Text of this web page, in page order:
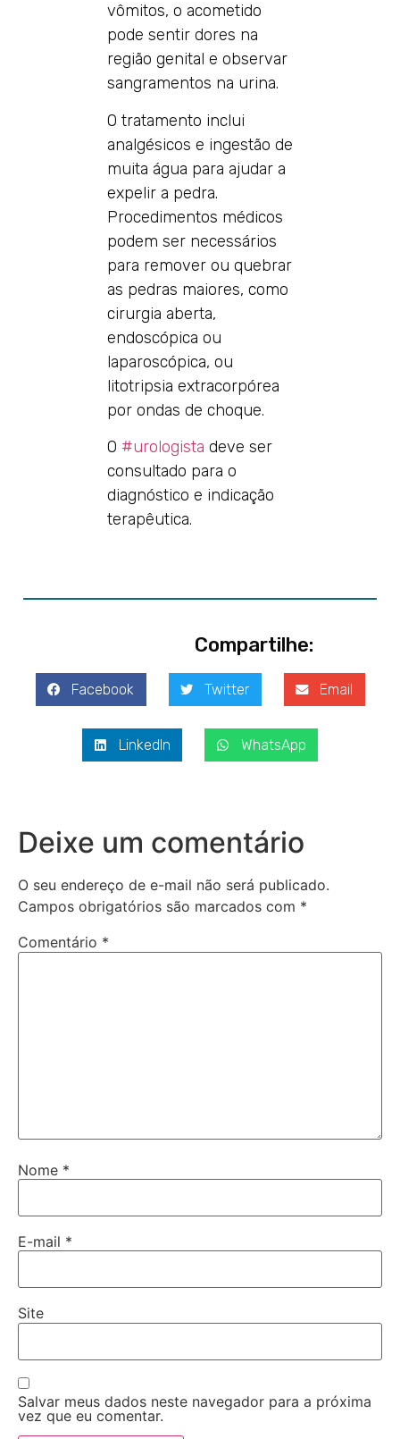
vômitos, o acometido
pode sentir dores na
região genital e observar
sangramentos na urina.
O tratamento inclui
analgésicos e ingestão de
muita água para ajudar a
expelir a pedra.
Procedimentos médicos
podem ser necessários
para remover ou quebrar
as pedras maiores, como
cirurgia aberta,
endoscópica ou
laparoscópica, ou
litotripsia extracorpórea
por ondas de choque.
O #urologista deve ser
consultado para o
diagnóstico e indicação
terapêutica.
Compartilhe:
Facebook Twitter Email
LinkedIn WhatsApp
Deixe um comentário
O seu endereço de e-mail não será publicado.
Campos obrigatórios são marcados com *
Comentário *
Nome *
E-mail *
Site
Salvar meus dados neste navegador para a próxima
vez que eu comentar.